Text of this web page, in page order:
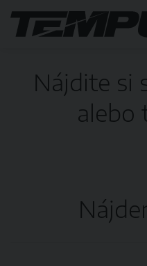
Nájdite si
alebo